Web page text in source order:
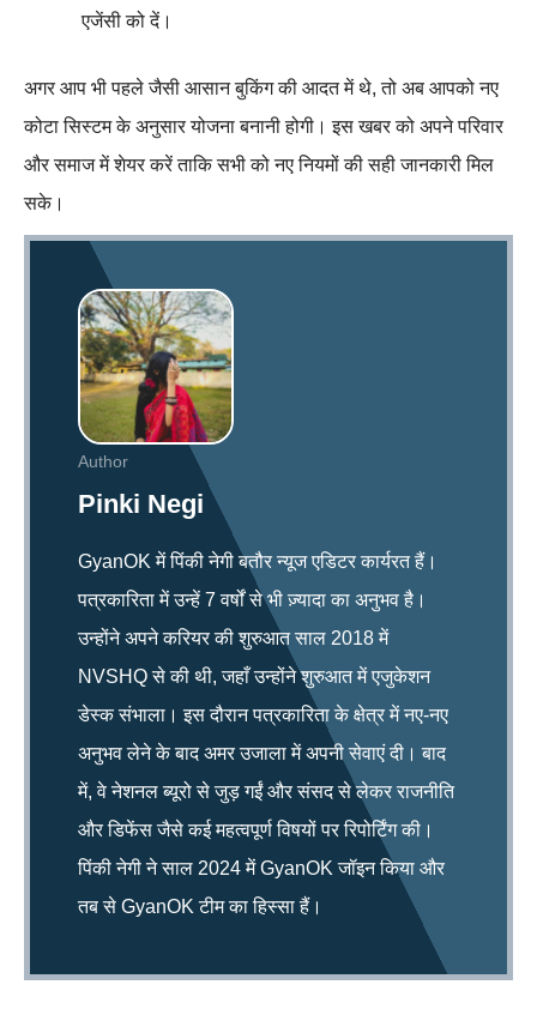
एजेंसी को दें।
अगर आप भी पहले जैसी आसान बुकिंग की आदत में थे, तो अब आपको नए
कोटा सिस्टम के अनुसार योजना बनानी होगी। इस खबर को अपने परिवार
और समाज में शेयर करें ताकि सभी को नए नियमों की सही जानकारी मिल
सके।
Author
Pinki Negi
GyanOK में पिंकी नेगी बतौर न्यूज एडिटर कार्यरत हैं।
पत्रकारिता में उन्हें 7 वर्षों से भी ज़्यादा का अनुभव है।
उन्होंने अपने करियर की शुरुआत साल 2018 में
NVSHQ से की थी, जहाँ उन्होंने शुरुआत में एजुकेशन
डेस्क संभाला। इस दौरान पत्रकारिता के क्षेत्र में नए-नए
अनुभव लेने के बाद अमर उजाला में अपनी सेवाएं दी। बाद
में, वे नेशनल ब्यूरो से जुड़ गईं और संसद से लेकर राजनीति
और डिफेंस जैसे कई महत्वपूर्ण विषयों पर रिपोर्टिंग की।
पिंकी नेगी ने साल 2024 में GyanOK जॉइन किया और
तब से GyanOK टीम का हिस्सा हैं।